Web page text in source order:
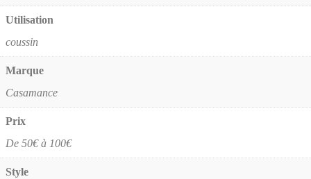
Utilisation
coussin
Marque
Casamance
Prix
De 50€ à 100€
Style